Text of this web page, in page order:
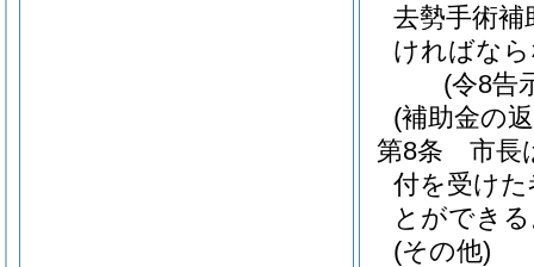
去勢手術補
ければな
(令8告
(補助金の
第8条
市長
付を受け
とができ
(その他)